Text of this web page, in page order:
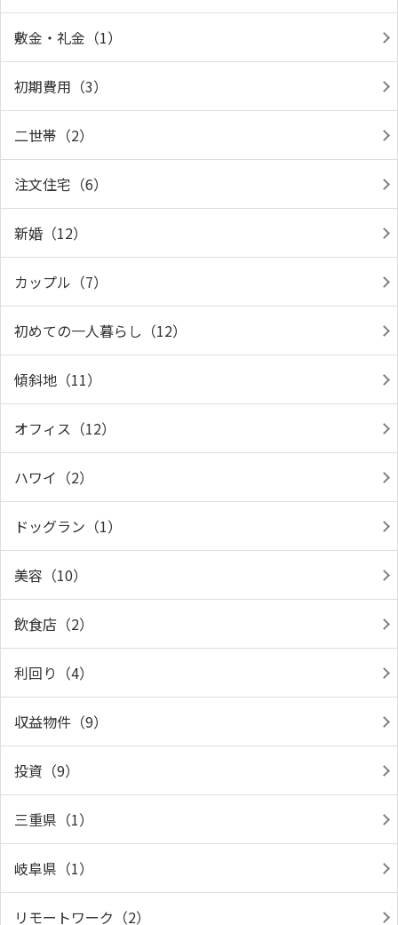
敷金・礼金（1）
初期費用（3）
二世帯（2）
注文住宅（6）
新婚（12）
カップル（7）
初めての一人暮らし（12）
傾斜地（11）
オフィス（12）
ハワイ（2）
ドッグラン（1）
美容（10）
飲食店（2）
利回り（4）
収益物件（9）
投資（9）
三重県（1）
岐阜県（1）
リモートワーク（2）